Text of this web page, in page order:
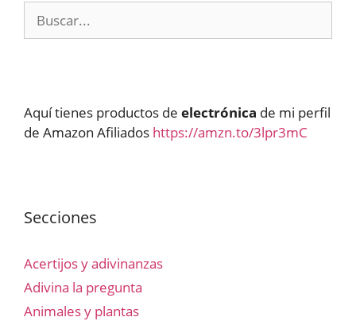
Aquí tienes productos de electrónica de mi perfil
de Amazon Afiliados https://amzn.to/3lpr3mC
Secciones
Acertijos y adivinanzas
Adivina la pregunta
Animales y plantas